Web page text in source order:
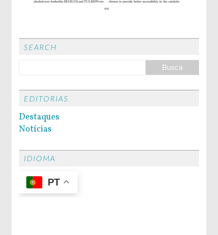
SEARCH
EDITORIAS
Destaques
Notícias
IDIOMA
PT